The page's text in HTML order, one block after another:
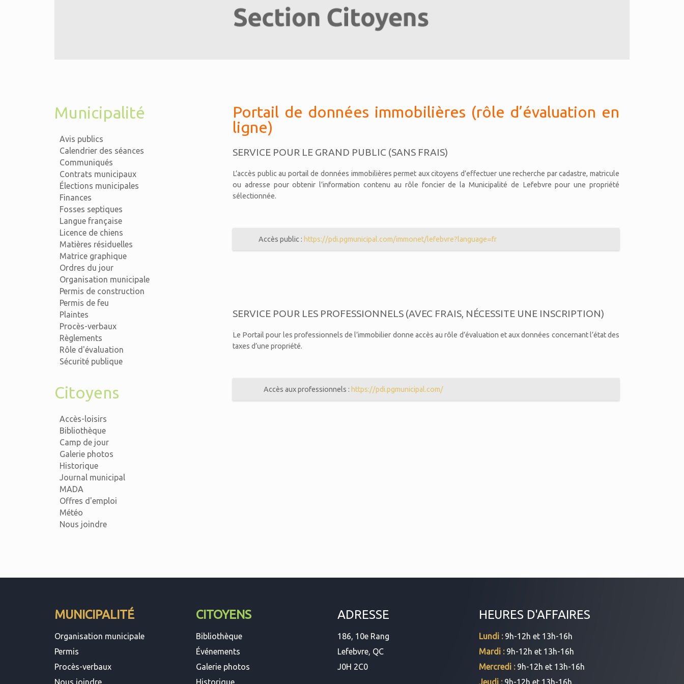
Municipalité
Avis publics
Calendrier des séances
Communiqués
Contrats municipaux
Élections municipales
Finances
Fosses septiques
Langue française
Licence de chiens
Matières résiduelles
Matrice graphique
Ordres du jour
Organisation municipale
Permis de construction
Permis de feu
Plaintes
Procès-verbaux
Règlements
Rôle d'évaluation
Sécurité publique
Citoyens
Accès-loisirs
Bibliothèque
Camp de jour
Galerie photos
Historique
Journal municipal
MADA
Offres d'emploi
Météo
Nous joindre
Portail de données immobilières (rôle d’évaluation en
ligne)
SERVICE POUR LE GRAND PUBLIC (SANS FRAIS)
L’accès public au portail de données immobilières permet aux citoyens d’effectuer une recherche par cadastre, matricule
ou adresse pour obtenir l’information contenu au rôle foncier de la Municipalité de Lefebvre pour une propriété
sélectionnée.
Accès public : https://pdi.pgmunicipal.com/immonet/lefebvre?language=fr
SERVICE POUR LES PROFESSIONNELS (AVEC FRAIS, NÉCESSITE UNE INSCRIPTION)
Le Portail pour les professionnels de l’immobilier donne accès au rôle d’évaluation et aux données concernant l’état des
taxes d’une propriété.
Accès aux professionnels : https://pdi.pgmunicipal.com/
MUNICIPALITÉ
Organisation municipale
Permis
Procès-verbaux
Nous joindre
CITOYENS
Bibliothèque
Événements
Galerie photos
Historique
ADRESSE
186, 10e Rang
Lefebvre, QC
J0H 2C0
HEURES D'AFFAIRES
Lundi : 9h-12h et 13h-16h
Mardi : 9h-12h et 13h-16h
Mercredi : 9h-12h et 13h-16h
Jeudi : 9h-12h et 13h-16h